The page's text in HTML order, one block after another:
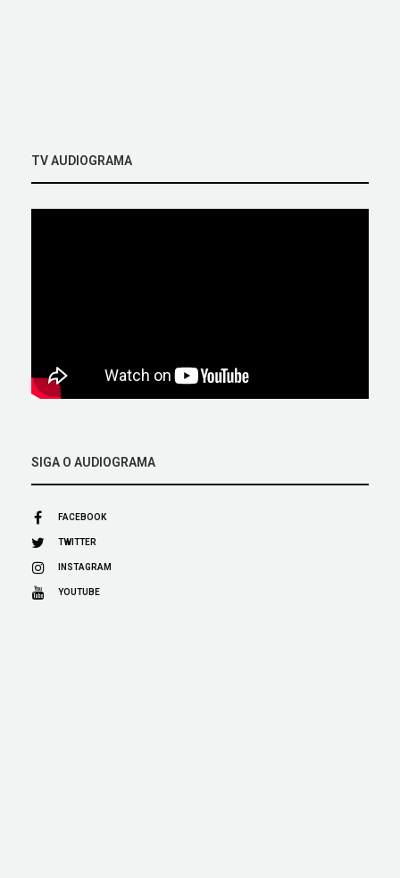
TV AUDIOGRAMA
SIGA O AUDIOGRAMA
FACEBOOK
TWITTER
INSTAGRAM
YOUTUBE